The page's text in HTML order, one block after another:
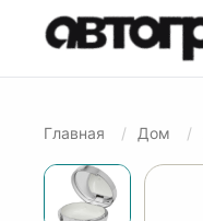
Главная Дом